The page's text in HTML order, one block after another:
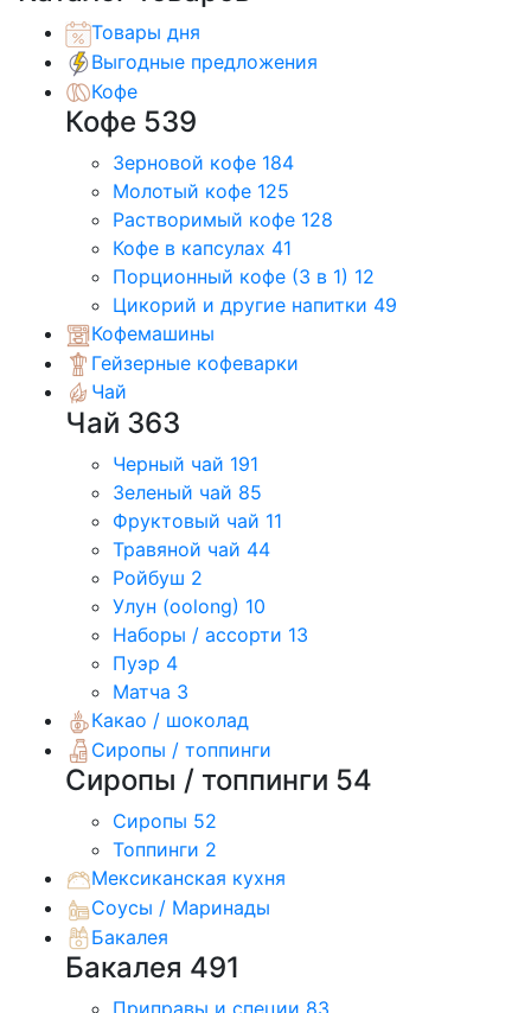
Товары дня
Выгодные предложения
Кофе
Кофе 539
Зерновой кофе 184
Молотый кофе 125
Растворимый кофе 128
Кофе в капсулах 41
Порционный кофе (3 в 1) 12
Цикорий и другие напитки 49
Кофемашины
Гейзерные кофеварки
Чай
Чай 363
Черный чай 191
Зеленый чай 85
Фруктовый чай 11
Травяной чай 44
Ройбуш 2
Улун (oolong) 10
Наборы / ассорти 13
Пуэр 4
Матча 3
Какао / шоколад
Сиропы / топпинги
Сиропы / топпинги 54
Сиропы 52
Топпинги 2
Мексиканская кухня
Соусы / Маринады
Бакалея
Бакалея 491